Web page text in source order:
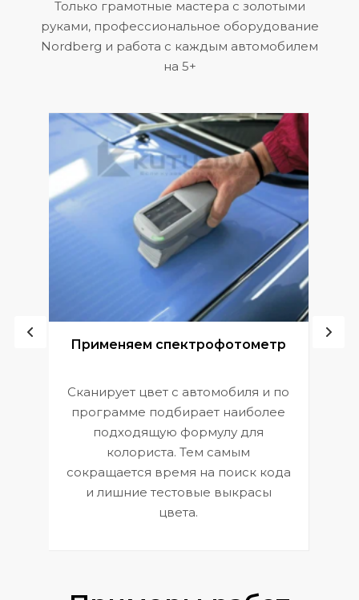
Только грамотные мастера с золотыми
руками, профессиональное оборудование
Nordberg и работа с каждым автомобилем
на 5+
Применяем спектрофотометр
Сканирует цвет с автомобиля и по
программе подбирает наиболее
подходящую формулу для
колориста. Тем самым
сокращается время на поиск кода
и лишние тестовые выкрасы
цвета.